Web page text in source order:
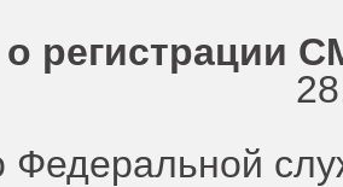
регистрации
Федеральной